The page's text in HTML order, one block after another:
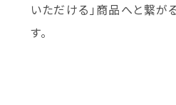
いただける」商品へと繋が
す。